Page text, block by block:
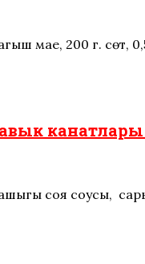
мае, 200 г. сөт,
соя соусы,